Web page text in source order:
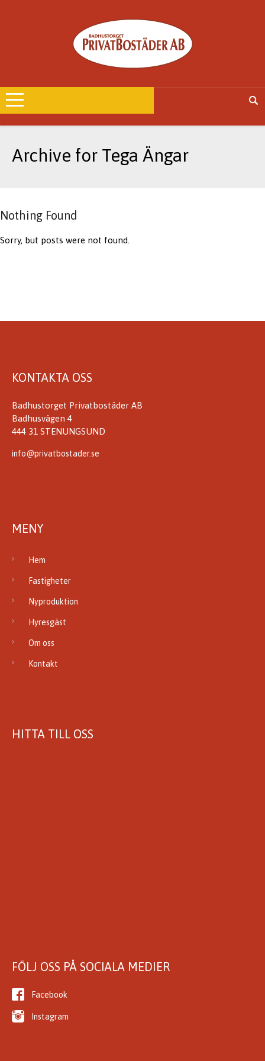
Archive for Tega Ängar
Nothing Found
Sorry, but posts were not found.
KONTAKTA OSS
Badhustorget Privatbostäder AB
Badhusvägen 4
444 31 STENUNGSUND
info@privatbostader.se
MENY
Hem
Fastigheter
Nyproduktion
Hyresgäst
Om oss
Kontakt
HITTA TILL OSS
FÖLJ OSS PÅ SOCIALA MEDIER
Facebook
Instagram